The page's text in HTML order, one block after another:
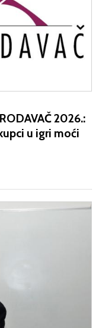
2026.:
u igri moći